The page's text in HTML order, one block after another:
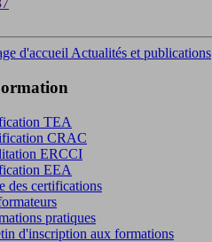
d'accueil Actualités et publications
TEA
CRAC
ERCCI
EEA
des certifications
pratiques
d'inscription aux formations